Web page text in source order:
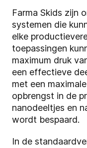
Farma Skids zijn
systemen die
elke
toepassingen
maximum druk
een effectieve
met een
opbrengst in de
nanodeeltjes en
wordt bespaard.
In de